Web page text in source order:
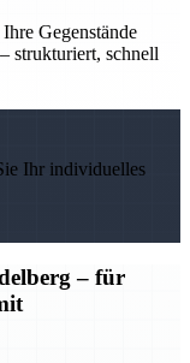
Gegenstände
strukturiert, schnell
Ihr individuelles
– für